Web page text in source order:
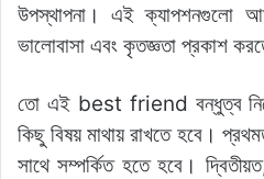
উপস্থাপনা। এই ক্যাপশনগুলো
ভালোবাসা এবং কৃতজ্ঞতা প্রকাশ
তো এই best friend বন্ধুত্ব
কিছু বিষয় মাথায় রাখতে হবে।
সাথে সম্পর্কিত হতে হবে।